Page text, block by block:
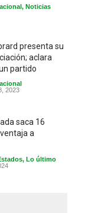
, Noticias
presenta su
aclara
partido
2023
saca 16
a
, Lo último